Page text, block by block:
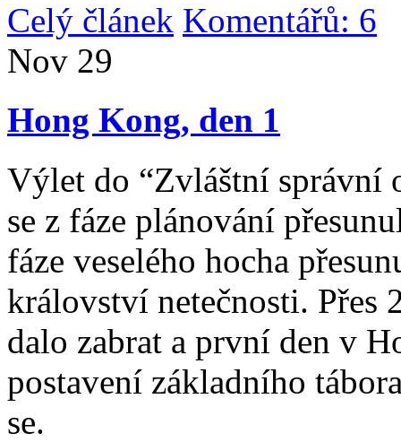
Celý článek Komentářů: 6
Nov 29
Hong Kong, den 1
Výlet do “Zvláštní správní
se z fáze plánování
fáze veselého hocha
království netečnosti. Přes
dalo zabrat a první den v
postavení základního
se.